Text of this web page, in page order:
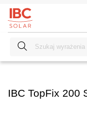
IBC TopFix 200